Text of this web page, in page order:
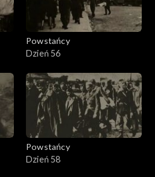
Powstańcy
Dzień 56
Powstańcy
Dzień 58